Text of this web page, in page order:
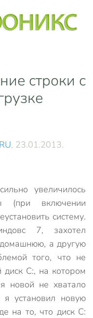
строки с
, 23.01.2013.
увеличилось
(при включении
систему.
7, захотел
а другую
того, что не
С:, на котором
новой не хватало
установил новую
на то, что диск С: